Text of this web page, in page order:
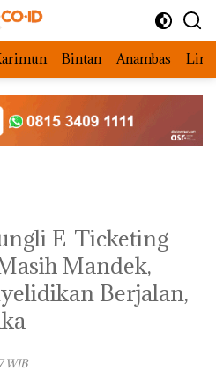
Bintan Anambas
E-Ticketing
Mandek,
Berjalan,
WIB